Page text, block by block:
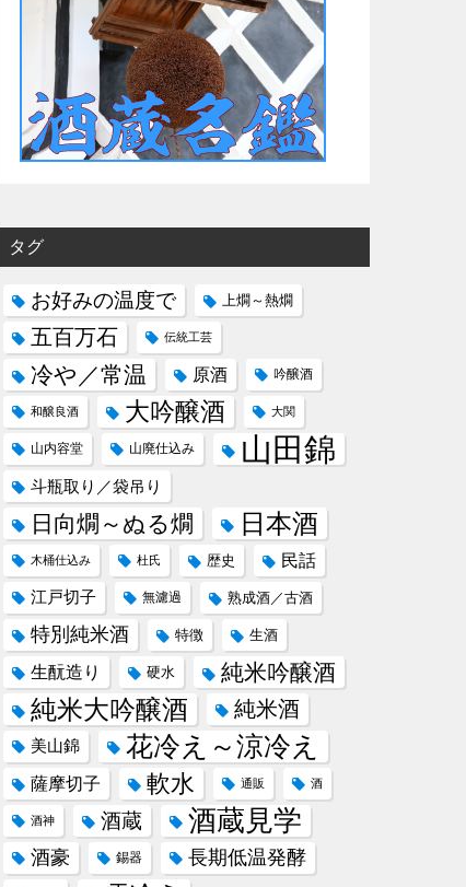
タグ
お好みの温度で 上燗～熱燗
五百万石 伝統工芸
冷や／常温 原酒 吟醸酒
和醸良酒 大吟醸酒 大関
山内容堂 山廃仕込み 山田錦
斗瓶取り／袋吊り
日向燗～ぬる燗 日本酒
木桶仕込み 杜氏 歴史 民話
江戸切子 無濾過 熟成酒／古酒
特別純米酒 特徴 生酒
生酛造り 硬水 純米吟醸酒
純米大吟醸酒 純米酒
美山錦 花冷え～涼冷え
薩摩切子 軟水 通販 酒
酒神 酒蔵 酒蔵見学
酒豪 錫器 長期低温発酵